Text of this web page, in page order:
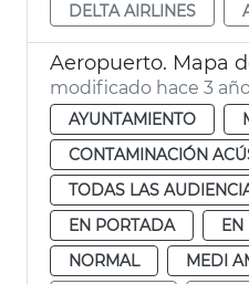
DELTA AIRLINES
Aeropuerto. Mapa
modificado hace 3
AYUNTAMIENTO
CONTAMINACIÓN
TODAS LAS
EN PORTADA
EN
NORMAL
MEDI